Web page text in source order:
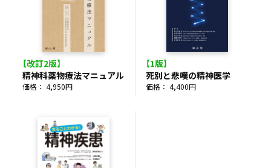
【改訂2版】
精神科薬物療法マニュアル
価格： 4,950円
【1版】
死別と悲嘆の精神医学
価格： 4,400円